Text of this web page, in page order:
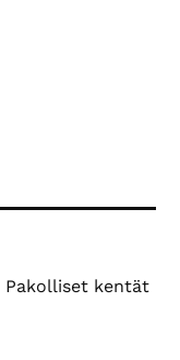
Pakolliset kentät